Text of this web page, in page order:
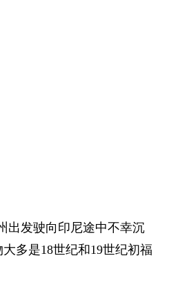
出发驶向印尼途中不幸沉
多是18世纪和19世纪初福